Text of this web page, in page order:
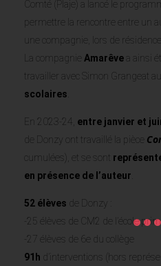
Comté (Plaje) a lancé le
permettre la rencontre entre un
une compagnie, lors de
La compagnie Amarêve a ainsi
travailler avec Simon Grangeat
scolaires.
En 2023-24, entre janvier et
de Donzy ont travaillé la pièce
cumulées), et se sont
en présence de l’auteur.
52 élèves de Donzy :
-25 élèves de CM2 de l’école
-27 élèves de 6e du collège
91h d’interventions (hors